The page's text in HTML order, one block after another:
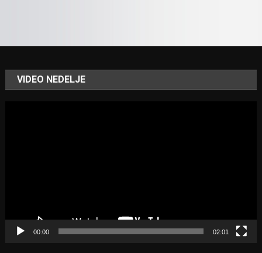
VIDEO NEDELJE
00:00 02:01